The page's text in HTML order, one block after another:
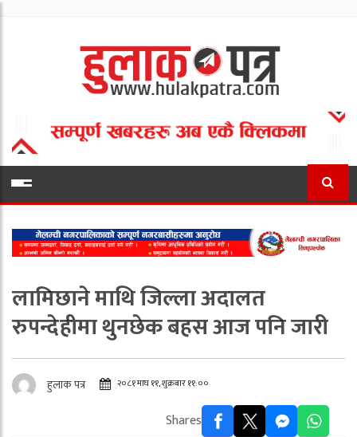
लामिछाने माथि जिल्ला अदालत
रुपन्देहीमा थुनछेक बहस आज पनि जारी
हुलाक पत्र २०८१ माघ ११, शुक्रबार ११:००
Shares